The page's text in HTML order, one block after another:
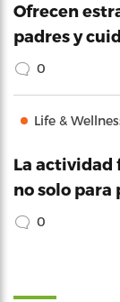
Ofrecen
padres y
0
Life &
La actividad
no solo para
0